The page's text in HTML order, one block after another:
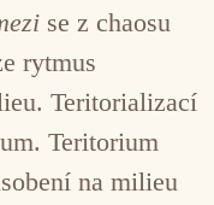
se z chaosu
rytmus
Teritorializací
Teritorium
na milieu